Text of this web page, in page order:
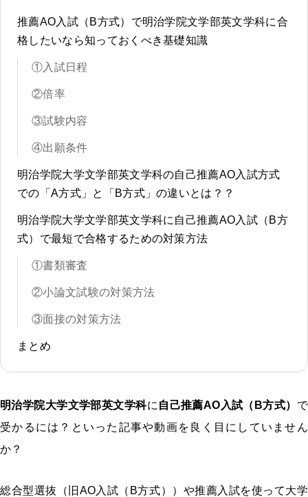
推薦AO入試（B方式）で明治学院文学部英文学科に合
格したいなら知っておくべき基礎知識
①入試日程
②倍率
③試験内容
④出願条件
明治学院大学文学部英文学科の自己推薦AO入試方式
での「A方式」と「B方式」の違いとは？？
明治学院大学文学部英文学科に自己推薦AO入試（B方
式）で最短で合格するための対策方法
①書類審査
②小論文試験の対策方法
③面接の対策方法
まとめ
明治学院大学文学部英文学科に 自己推薦AO入試（B方式） で
受かるには？といった記事や動画を良く目にしていません
か？
総合型選抜（旧AO入試（B方式））や推薦入試を使って大学